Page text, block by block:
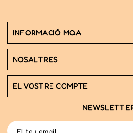
INFORMACIÓ MQA
NOSALTRES
EL VOSTRE COMPTE